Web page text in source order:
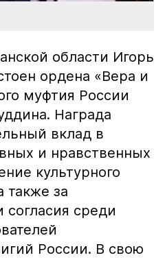
области Игорь
ордена «Вера и
муфтия России
Награда
вклад в
и нравственных
культурного
также за
среди
России. В свою